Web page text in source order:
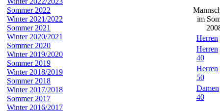
Sommer 2022
Winter 2021/2022
Sommer 2021
Winter 2020/2021
Sommer 2020
Winter 2019/2020
Sommer 2019
Winter 2018/2019
Sommer 2018
Winter 2017/2018
Sommer 2017
Winter 2016/2017
im
Herren
Herren
40
Herren
50
Damen
40